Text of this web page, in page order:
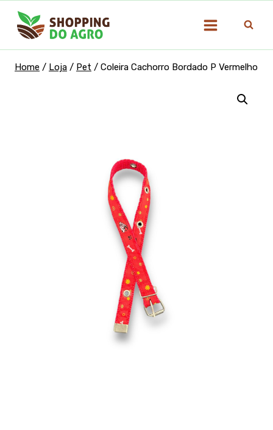
para
Home / Loja / Pet / Coleira Cachorro Bordado P Vermelho